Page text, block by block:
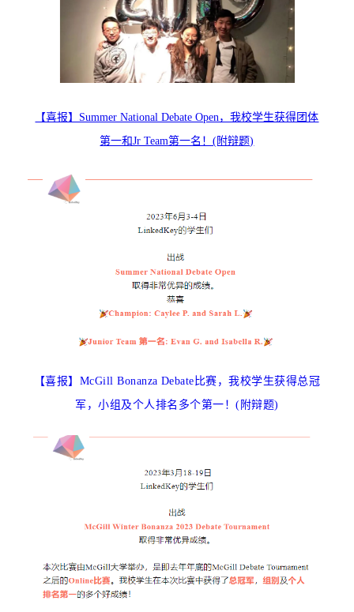
【喜报】Summer National Debate Open，我校学生获得团体
第一和Jr Team第一名！(附辩题)
【喜报】McGill Bonanza Debate比赛，我校学生获得总冠
军，小组及个人排名多个第一！(附辩题)